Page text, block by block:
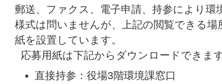
郵送、ファクス、電子申請、持参により環
様式は問いませんが、上記の閲覧できる
紙を設置しています。
応募用紙は下記からダウンロードできま
直接持参：役場3階環境課窓口